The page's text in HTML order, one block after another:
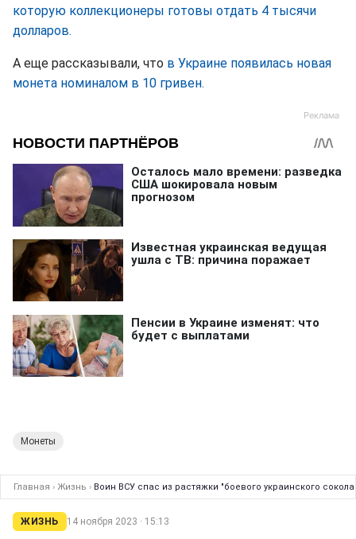
которую коллекционеры готовы отдать 4 тысячи
долларов.
А еще рассказывали, что в Украине появилась новая
монета номиналом в 10 гривен.
Монеты
Главная › Жизнь › Воин ВСУ спас из растяжки "боевого украинского
ЖИЗНЬ 14 ноября 2023 · 15:13